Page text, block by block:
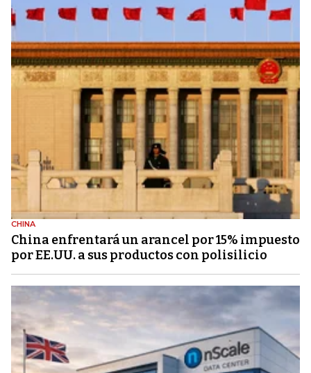
CHINA
China enfrentará un arancel por 15% impuesto
por EE.UU. a sus productos con polisilicio